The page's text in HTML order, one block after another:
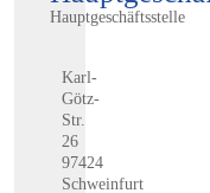
Hauptgeschäftsstelle
Karl-
Götz-
Str.
26
97424
Schweinfurt